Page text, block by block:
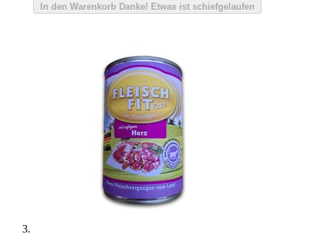
In den Warenkorb Danke! Etwas ist schiefgelaufen